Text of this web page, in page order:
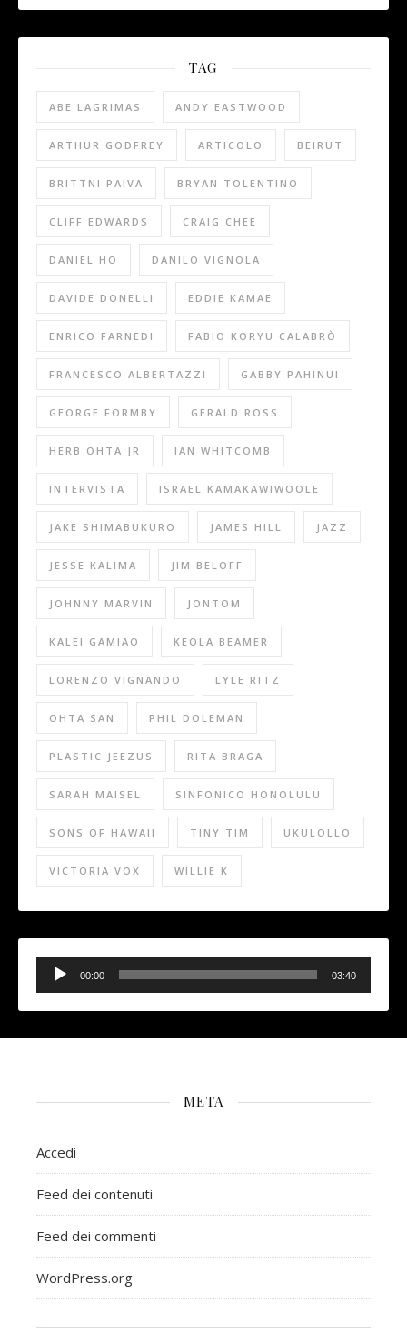
TAG
ABE LAGRIMAS ANDY EASTWOOD
ARTHUR GODFREY ARTICOLO BEIRUT
BRITTNI PAIVA BRYAN TOLENTINO
CLIFF EDWARDS CRAIG CHEE
DANIEL HO DANILO VIGNOLA
DAVIDE DONELLI EDDIE KAMAE
ENRICO FARNEDI FABIO KORYU CALABRÒ
FRANCESCO ALBERTAZZI GABBY PAHINUI
GEORGE FORMBY GERALD ROSS
HERB OHTA JR IAN WHITCOMB
INTERVISTA ISRAEL KAMAKAWIWOOLE
JAKE SHIMABUKURO JAMES HILL JAZZ
JESSE KALIMA JIM BELOFF
JOHNNY MARVIN JONTOM
KALEI GAMIAO KEOLA BEAMER
LORENZO VIGNANDO LYLE RITZ
OHTA SAN PHIL DOLEMAN
PLASTIC JEEZUS RITA BRAGA
SARAH MAISEL SINFONICO HONOLULU
SONS OF HAWAII TINY TIM UKULOLLO
VICTORIA VOX WILLIE K
Audio
Player
00:00 03:40
META
Accedi
Feed dei contenuti
Feed dei commenti
WordPress.org